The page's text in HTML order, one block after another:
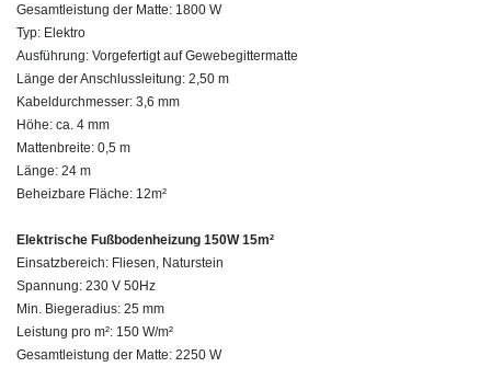
Gesamtleistung der Matte: 1800 W
Typ: Elektro
Ausführung: Vorgefertigt auf Gewebegittermatte
Länge der Anschlussleitung: 2,50 m
Kabeldurchmesser: 3,6 mm
Höhe: ca. 4 mm
Mattenbreite: 0,5 m
Länge: 24 m
Beheizbare Fläche: 12m²
Elektrische Fußbodenheizung 150W 15m²
Einsatzbereich: Fliesen, Naturstein
Spannung: 230 V 50Hz
Min. Biegeradius: 25 mm
Leistung pro m²: 150 W/m²
Gesamtleistung der Matte: 2250 W